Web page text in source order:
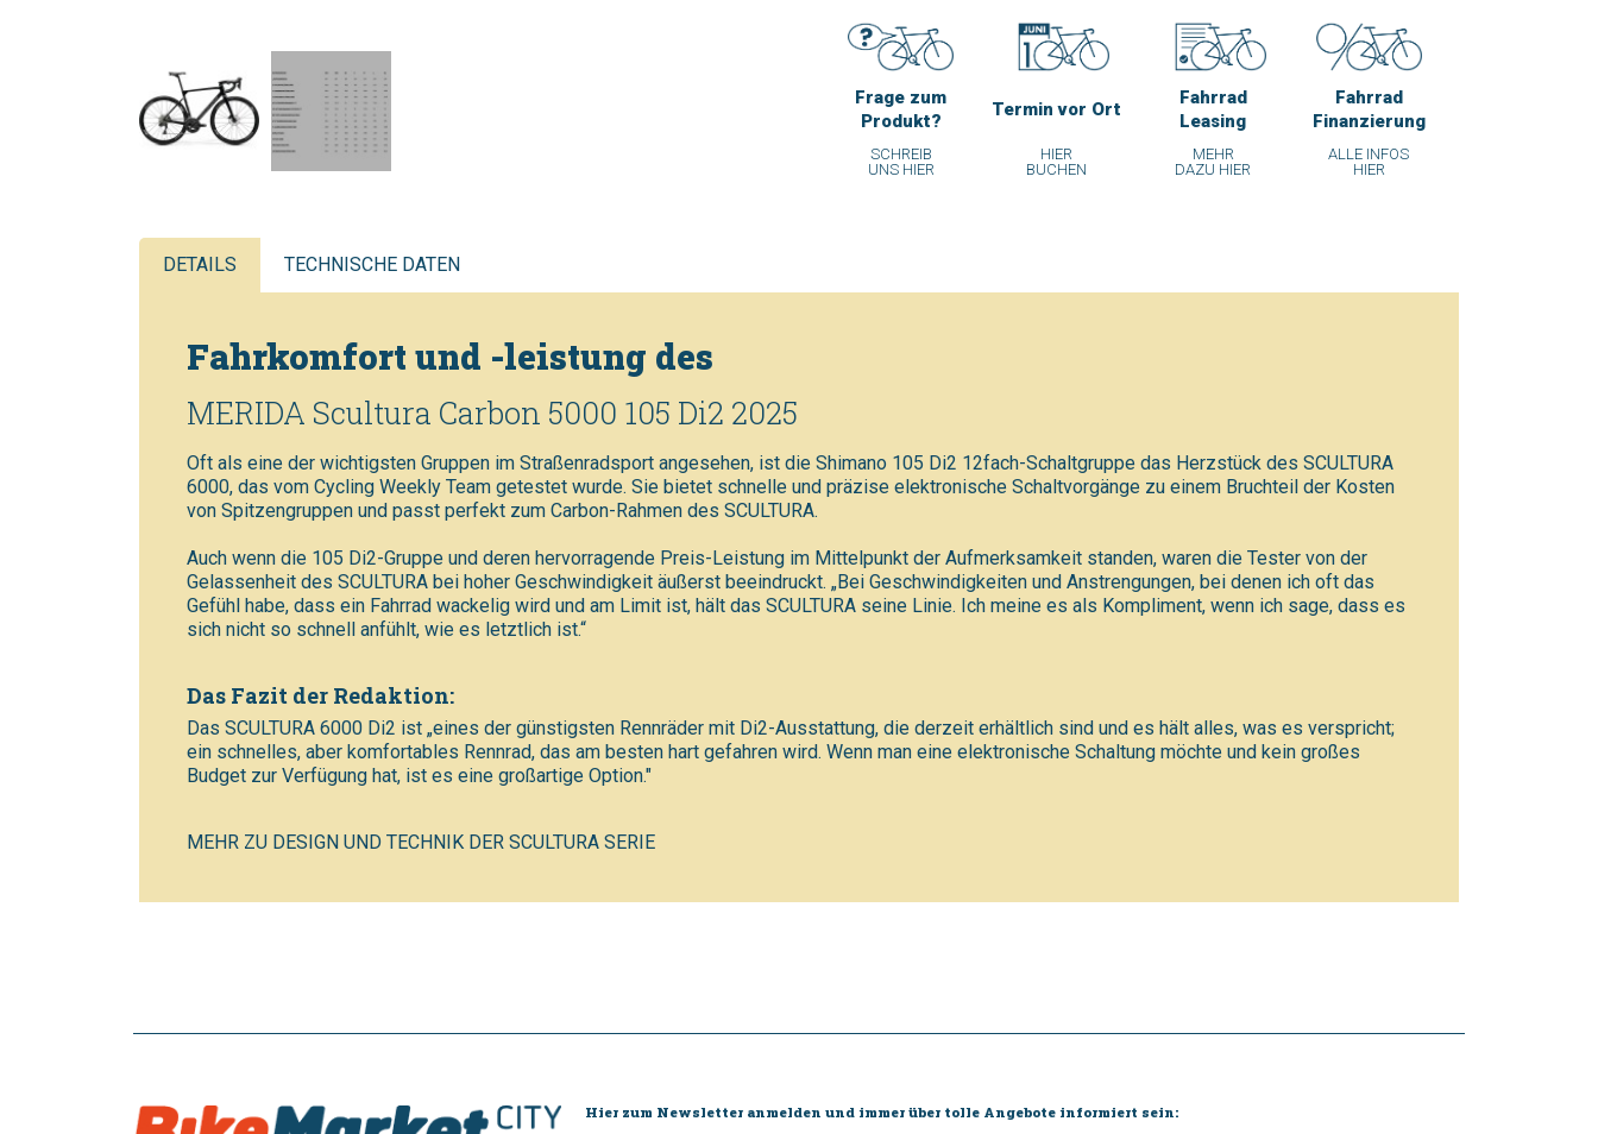
Frage zum
Produkt?
SCHREIB
UNS HIER
Termin vor Ort
HIER
BUCHEN
Fahrrad
Leasing
MEHR
DAZU HIER
Fahrrad
Finanzierung
ALLE INFOS
HIER
DETAILS TECHNISCHE DATEN
Fahrkomfort und -leistung des
MERIDA Scultura Carbon 5000 105 Di2 2025
Oft als eine der wichtigsten Gruppen im Straßenradsport angesehen, ist die Shimano 105 Di2 12fach-Schaltgruppe das Herzstück des SCULTURA
6000, das vom Cycling Weekly Team getestet wurde. Sie bietet schnelle und präzise elektronische Schaltvorgänge zu einem Bruchteil der Kosten
von Spitzengruppen und passt perfekt zum Carbon-Rahmen des SCULTURA.
Auch wenn die 105 Di2-Gruppe und deren hervorragende Preis-Leistung im Mittelpunkt der Aufmerksamkeit standen, waren die Tester von der
Gelassenheit des SCULTURA bei hoher Geschwindigkeit äußerst beeindruckt. „Bei Geschwindigkeiten und Anstrengungen, bei denen ich oft das
Gefühl habe, dass ein Fahrrad wackelig wird und am Limit ist, hält das SCULTURA seine Linie. Ich meine es als Kompliment, wenn ich sage, dass es
sich nicht so schnell anfühlt, wie es letztlich ist.“
Das Fazit der Redaktion:
Das SCULTURA 6000 Di2 ist „eines der günstigsten Rennräder mit Di2-Ausstattung, die derzeit erhältlich sind und es hält alles, was es verspricht;
ein schnelles, aber komfortables Rennrad, das am besten hart gefahren wird. Wenn man eine elektronische Schaltung möchte und kein großes
Budget zur Verfügung hat, ist es eine großartige Option."
MEHR ZU DESIGN UND TECHNIK DER SCULTURA SERIE
Hier zum Newsletter anmelden und immer über tolle Angebote informiert sein: